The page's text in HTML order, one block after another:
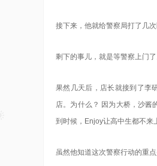
接下来，他就给警察局打了几
剩下的事儿，就是等警察上门了
果然几天后，店长就接到了李
店。为什么？ 因为大桥，沙酱
到时候，Enjoy让高中生都不来
虽然他知道这次警察行动的重